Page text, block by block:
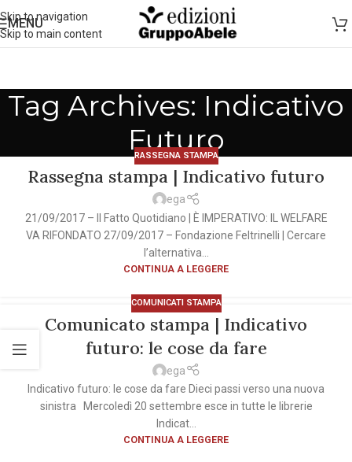
Skip to navigation
Skip to main content
MENU
Tag Archives: Indicativo
Futuro
RASSEGNA STAMPA
Rassegna stampa | Indicativo futuro
ega
21/09/2017 – Il Fatto Quotidiano | È IMPERATIVO: IL WELFARE
VA RIFONDATO 27/09/2017 – Fondazione Feltrinelli | Cercare
l’alternativa...
CONTINUA A LEGGERE
COMUNICATI STAMPA
Comunicato stampa | Indicativo
futuro: le cose da fare
ega
Indicativo futuro: le cose da fare Dieci passi verso una nuova
sinistra Mercoledì 20 settembre esce in tutte le librerie
Indicat...
CONTINUA A LEGGERE